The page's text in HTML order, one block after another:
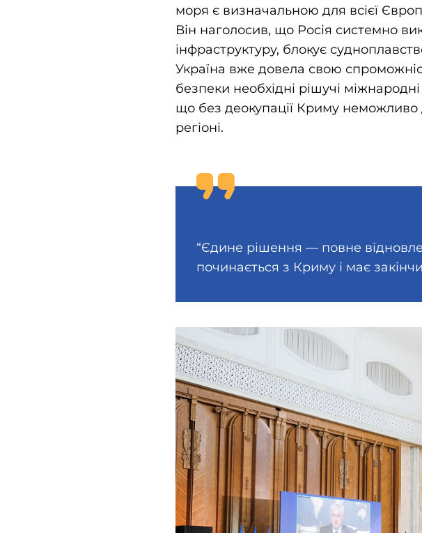
моря є визначальною для всієї
Він наголосив, що Росія системно
інфраструктуру, блокує
Україна вже довела свою
безпеки необхідні рішучі
що без деокупації Криму
регіоні.
“Єдине рішення — повне
починається з Криму і має